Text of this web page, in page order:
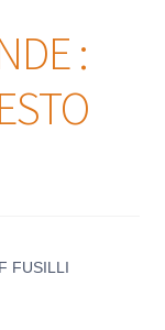
:
FUSILLI